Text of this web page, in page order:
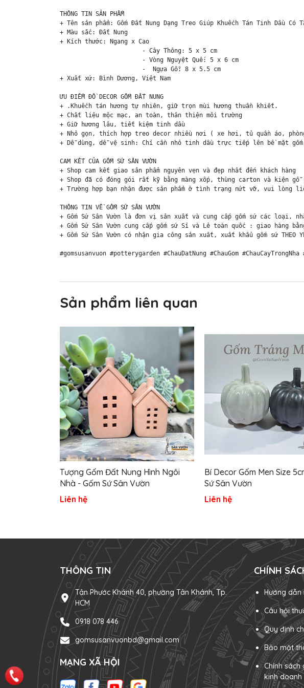
THÔNG TIN SẢN PHẨM
+ Tên sản phẩm: Gốm Đất Nung Dạng Treo Giúp Khuếch Tán Tinh Dầu Có
+ Màu sắc: Đất Nung
+ Kích thước: Ngang x Cao
                       - Cây Thông: 5 x 5 cm
                       - Vòng Nguyệt Quế: 5 x 6 cm
                       -  Ngựa Gỗ: 8 x 5.5 cm
+ Xuất xứ: Bình Dương, Việt Nam
ƯU ĐIỂM ĐỒ DECOR GỐM ĐẤT NUNG
+ .Khuếch tán hương tự nhiên, giữ trọn mùi hương thuần khiết.
+ Chất liệu mộc mạc, an toàn, thân thiện môi trường
+ Giữ hương lâu, tiết kiệm tinh dầu
+ Nhỏ gọn, thích hợp treo decor nhiều nơi ( xe hơi, tủ quần áo,
+ Dễ dùng, dễ vệ sinh: Chỉ cần nhỏ tinh dầu trực tiếp lên bề mặt
CAM KẾT CỦA GỐM SỨ SÂN VƯỜN
+ Shop cam kết giao sản phẩm nguyên vẹn và đẹp nhất đến khách hàng
+ Shop đã có đóng gói rất kỹ bằng màng xốp, thùng carton và kiện gỗ
+ Trường hợp bạn nhận được sản phẩm ở tình trạng nứt vỡ, vui lòng
THÔNG TIN VỀ GỐM SỨ SÂN VƯỜN
+ Gốm Sứ Sân Vườn là đơn vị sản xuất và cung cấp gốm sứ các loại,
+ Gốm Sứ Sân Vườn cung cấp gốm sứ Sỉ và Lẻ toàn quốc : giao hàng
+ Gốm Sứ Sân Vườn có nhận gia công sản xuất, xuất khẩu gốm sứ THEO
#gomsusanvuon #potterygarden #ChauDatNung #ChauGom
Sản phẩm liên quan
Tượng Gốm Đất Nung Hình Ngôi
Nhà - Gốm Sứ Sân Vườn
Liên hệ
Bí Decor Gốm Men Size
Sứ Sân Vườn
Liên hệ
THÔNG TIN
Tân Phước Khánh 40, phường Tân Khánh, Tp.
HCM
0918 078 446
gomsusanvuonbd@gmail.com
MẠNG XÃ HỘI
CHÍNH
Hướng dẫn
Câu hỏi
Quy định
Bảo mật
Chính
kinh doanh